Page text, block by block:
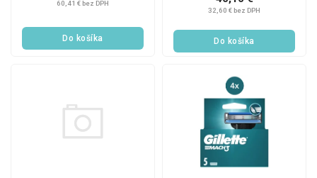
60,41 € bez DPH
cena:
Do košíka
32,60 € bez DPH
Do košíka